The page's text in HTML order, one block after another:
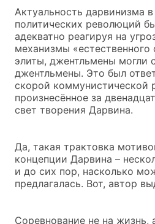
Актуальность дарвинизма
политических революций
адекватно реагируя на
механизмы
элиты, джентльмены могли
джентльмены. Это был
скорой коммунистической
произнесённое за
свет творения Дарвина.
Да, такая трактовка
концепции Дарвина –
и до сих пор, насколько
предлагалась. Вот, автор
Соревнование не на жизнь,